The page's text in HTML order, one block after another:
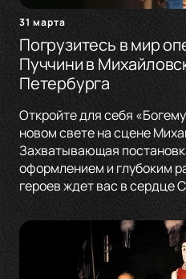
31 марта
Погрузитесь в мир
Пуччини в
Петербурга
Откройте для себя
новом свете на сцене
Захватывающая
оформлением и глубоким
героев ждет вас в сердце